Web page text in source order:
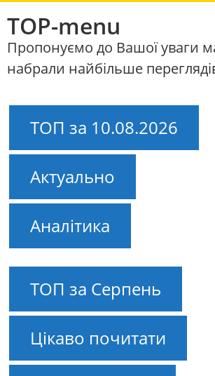
TOP-menu
Пропонуємо до Вашої уваги
набрали найбільше
ТОП за 10.08.2026
Актуально
Аналітика
ТОП за Серпень
Цікаво почитати